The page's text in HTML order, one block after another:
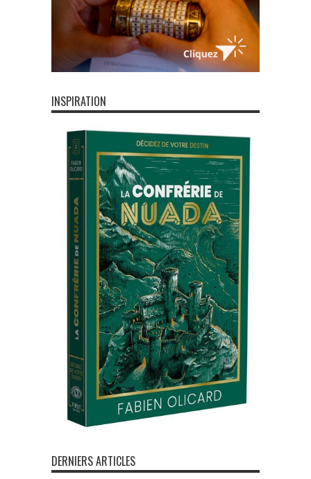
INSPIRATION
DERNIERS ARTICLES